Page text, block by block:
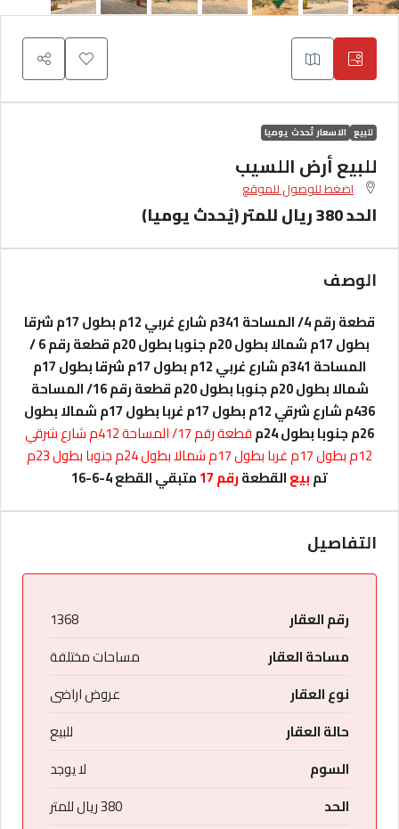
للبيع الاسعار تُحدث يوميا
للبيع أرض اللسيب
اضغط للوصول للموقع
الحد 380 ريال للمتر (يُحدث يوميا)
الوصف
قطعة رقم 4/ المساحة 341م شارع غربي 12م بطول 17م شرقا
بطول 17م شمالا بطول 20م جنوبا بطول 20م
قطعة رقم 6 /
المساحة 341م شارع غربي 12م بطول 17م شرقا بطول 17م
شمالا بطول 20م جنوبا بطول 20م
قطعة رقم 16/ المساحة
436م شارع شرقي 12م بطول 17م غربا بطول 17م شمالا بطول
26م جنوبا بطول 24م
قطعة رقم 17/ المساحة 412م شارع شرقي
12م بطول 17م غربا بطول 17م شمالا بطول 24م جنوبا بطول 23م
تمبيعالقطعةرقم 17 متبقي القطع 4-6-16
التفاصيل
رقم العقار
1368
مساحة العقار
مساحات مختلفة
نوع العقار
عروض اراضى
حالة العقار
للبيع
السوم
لا يوجد
الحد
380 ريال للمتر